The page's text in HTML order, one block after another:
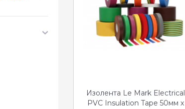
Изолента Le Mark Electrical
PVC Insulation Tape 50мм х